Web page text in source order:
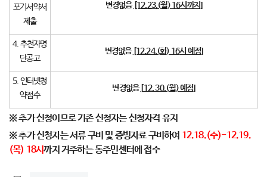
포기서약서
제출
변경없음 [12.23.(월) 16시까지]
4. 추천자명
단공고
변경없음 [12.24.(화) 16시 예정]
5. 인터넷청
약접수
변경없음 [12. 30.(월)예정]
※추가 신청이므로 기존 신청자는 신청자격 유지
※추가 신청자는 서류 구비 및 증빙자료 구비하여 12.18.(수)-12.19.
(목) 18시까지 거주하는 동주민센터에 접수